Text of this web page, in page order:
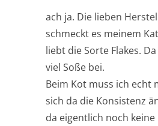
ach ja. Die lieben
schmeckt es meinem
liebt die Sorte Flakes.
viel Soße bei.
Beim Kot muss ich echt
sich da die Konsistenz
da eigentlich noch